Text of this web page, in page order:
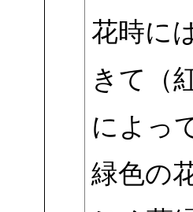
花時に
きて（
によっ
緑色の